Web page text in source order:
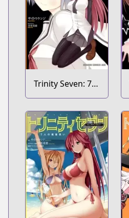
Trinity Seven: 7-
nin no
Mashotsukai
The Novel